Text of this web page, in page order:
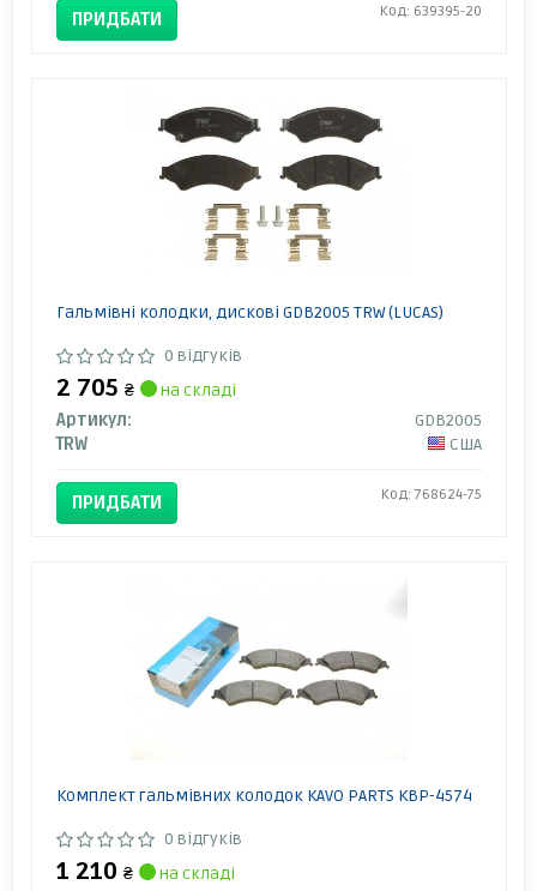
ПРИДБАТИ Код: 639395-20
Гальмівні колодки, дискові GDB2005 TRW (LUCAS)
0 відгуків
2 705 ₴
на складі
Артикул:
GDB2005
TRW
США
ПРИДБАТИ Код: 768624-75
Комплект гальмівних колодок KAVO PARTS KBP-4574
0 відгуків
1 210 ₴ на складі